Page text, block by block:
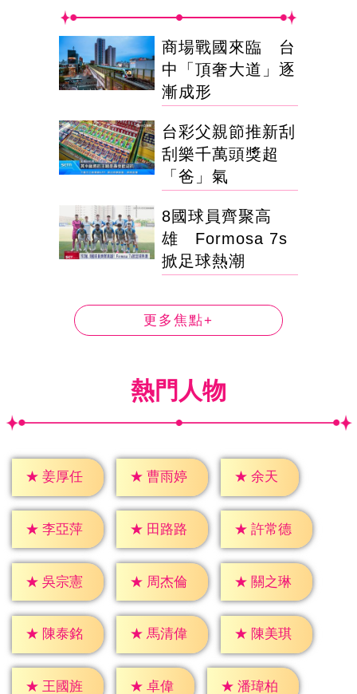
商場戰國來臨 台
中「頂奢大道」逐
漸成形
台彩父親節推新刮
刮樂千萬頭獎超
「爸」氣
8國球員齊聚高
雄 Formosa 7s
掀足球熱潮
更多焦點+
熱門人物
★ 姜厚任 ★ 曹雨婷 ★ 余天
★ 李亞萍 ★ 田路路 ★ 許常德
★ 吳宗憲 ★ 周杰倫 ★ 關之琳
★ 陳泰銘 ★ 馬清偉 ★ 陳美琪
★ 王國旌 ★ 卓偉 ★ 潘瑋柏